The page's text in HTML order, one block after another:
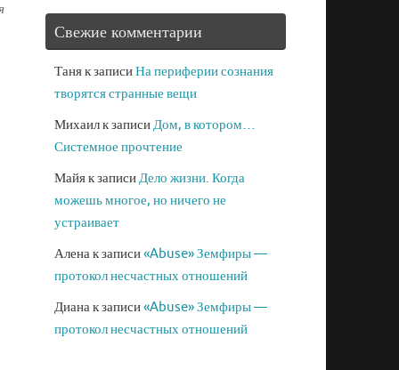
Свежие комментарии
Таняк записиНа периферии сознания
творятся странные вещи
Михаилк записиДом, в котором…
Системное прочтение
Майяк записиДело жизни. Когда
можешь многое, но ничего не
устраивает
Аленак записи«Abuse» Земфиры —
протокол несчастных отношений
Дианак записи«Abuse» Земфиры —
протокол несчастных отношений